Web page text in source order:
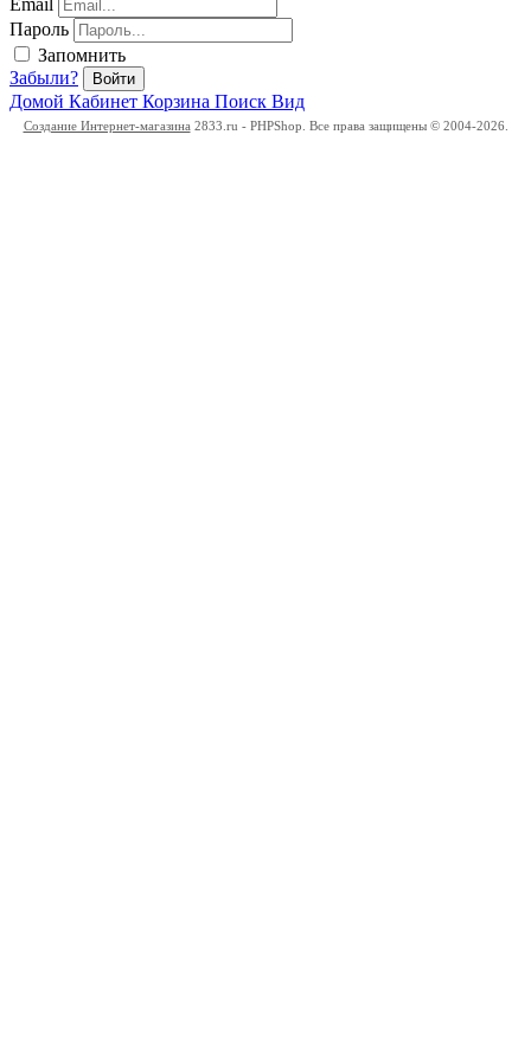
Пароль
Запомнить
Забыли?
Войти
Домой Кабинет Корзина Поиск Вид
Создание Интернет-магазина 2833.ru - PHPShop. Все права защищены © 2004-2026.